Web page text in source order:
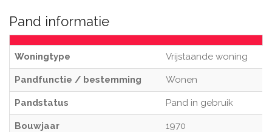
Pand informatie
Woningtype Vrijstaande woning
Pandfunctie / bestemming Wonen
Pandstatus Pand in gebruik
Bouwjaar 1970